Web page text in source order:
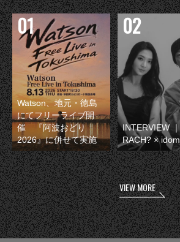
Watson、地元・徳島
にてフリーライブ開
催 『阿波おどり
2026』に併せて実施
INTERVIEW ｜
RACH? × idom
VIEW MORE